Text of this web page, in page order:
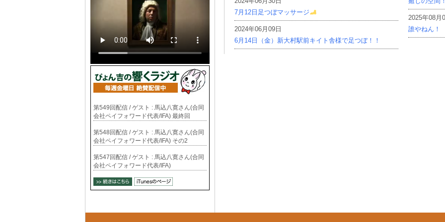
7月12日足つぼマッサージ
2024年06月09日
6月14日（金）新大村駅前キイト舎様で足つぼ！！
2025年08月
誰やねん！
第549回配信 / ゲスト : 馬込八寛さん(合同
会社ペイフォワード代表/IFA) 最終回
第548回配信 / ゲスト : 馬込八寛さん(合同
会社ペイフォワード代表/IFA) その2
第547回配信 / ゲスト : 馬込八寛さん(合同
会社ペイフォワード代表/IFA)